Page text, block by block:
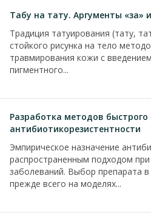
Табу на тату. Аргументы «за»
Традиция татуирования (тату,
стойкого рисунка на тело
травмирования кожи с
пигментного...
Разработка методов быстрого
антибиотикорезистентности
Эмпирическое назначение
распространенным подходом
заболеваний. Выбор препарата
прежде всего на моделях...